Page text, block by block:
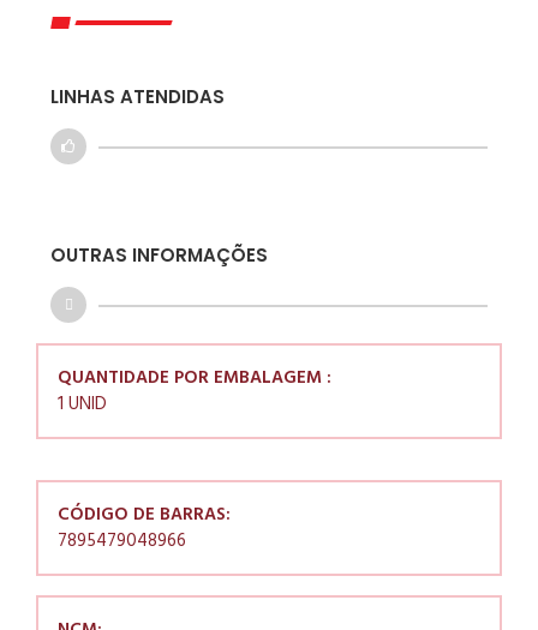
LINHAS ATENDIDAS
OUTRAS INFORMAÇÕES
QUANTIDADE POR EMBALAGEM :
1 UNID
CÓDIGO DE BARRAS:
7895479048966